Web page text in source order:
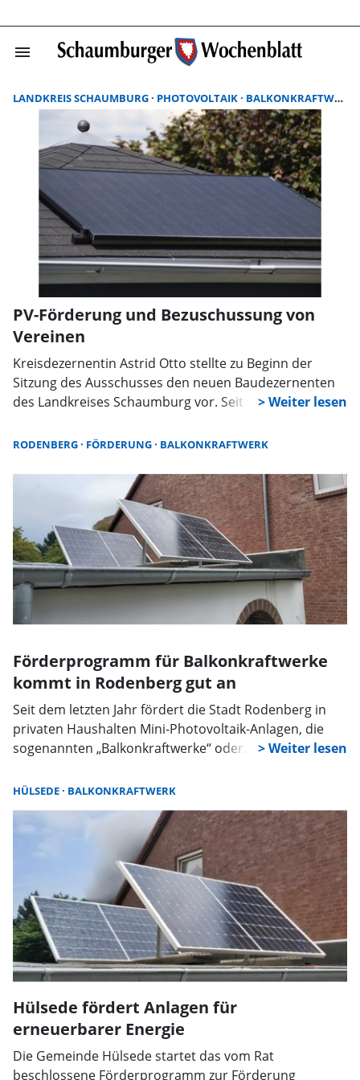
menu
LANDKREIS SCHAUMBURG PHOTOVOLTAIK BALKONKRAFTWERK
PV-Förderung und Bezuschussung von
Vereinen
Kreisdezernentin Astrid Otto stellte zu Beginn der
Sitzung des Ausschusses den neuen Baudezernenten
des Landkreises Schaumburg vor. Seit dem 1. Mai 2026
inne. Otto wies weiterhin daraufhin, dass auch im
präsenter wird. Sichtungen im Bückeberg veranlassen
die Landkreisverwaltung, sich mit einem
Wolfsmanagement vorzubereiten. Das
Niedersächsische Jagdgesetz wird derzeit überarbeitet.
RODENBERG FÖRDERUNG BALKONKRAFTWERK
Förderprogramm für Balkonkraftwerke
kommt in Rodenberg gut an
Seit dem letzten Jahr fördert die Stadt Rodenberg in
privaten Haushalten Mini-Photovoltaik-Anlagen, die
sogenannten „Balkonkraftwerke“ oder
Stadt Rodenberg nun eine erste Bilanz gezogen. „Das
Förderprogramm wurde gut angenommen“, sagt
Stadtdirektor Dr. Thomas Wolf. Insgesamt seien bei
der Stadt 66 Anträge eingegangen und zügig
bearbeitet worden.
HÜLSEDE BALKONKRAFTWERK
Hülsede fördert Anlagen für
erneuerbarer Energie
Die Gemeinde Hülsede startet das vom Rat
beschlossene Förderprogramm zur Förderung